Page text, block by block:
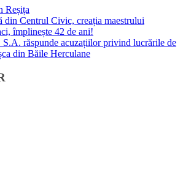
Reșița
din Centrul Civic, creația maestrului
împlinește 42 de ani!
răspunde acuzațiilor privind lucrările de
din Băile Herculane